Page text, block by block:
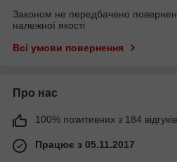
Законом не передбачено
належної якості
Всі умови повернення
Про нас
100% позитивних з 184
Працює з 05.11.2017